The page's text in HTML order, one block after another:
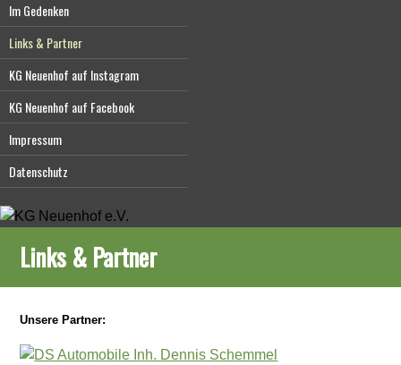
Im Gedenken
Links & Partner
KG Neuenhof auf Instagram
KG Neuenhof auf Facebook
Impressum
Datenschutz
Links & Partner
Unsere Partner: